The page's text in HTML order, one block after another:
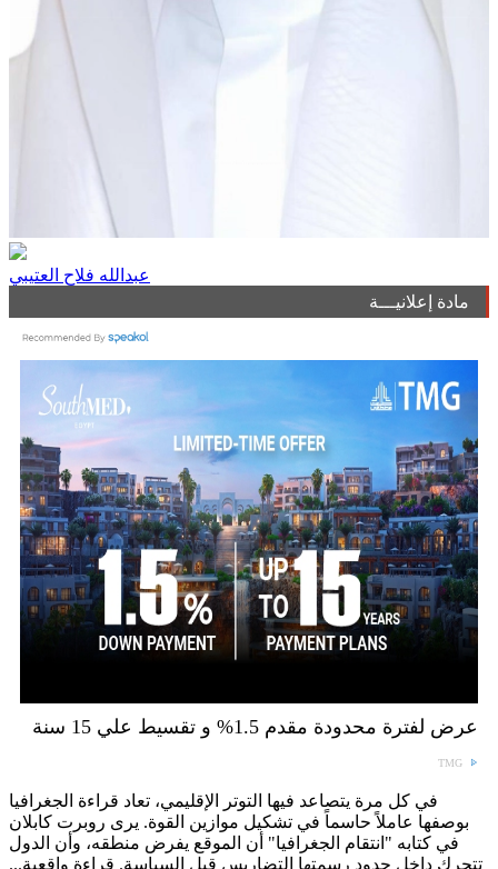
عبدالله فلاح العتيبي
مادة إعلانيـــة
عرض لفترة محدودة مقدم 1.5% و تقسيط علي 15 سنة
TMG
في كل مرة يتصاعد فيها التوتر الإقليمي، تعاد قراءة الجغرافيا
بوصفها عاملاً حاسماً في تشكيل موازين القوة. يرى روبرت كابلان
في كتابه "انتقام الجغرافيا" أن الموقع يفرض منطقه، وأن الدول
تتحرك داخل حدود رسمتها التضاريس قبل السياسة. قراءة واقعية...